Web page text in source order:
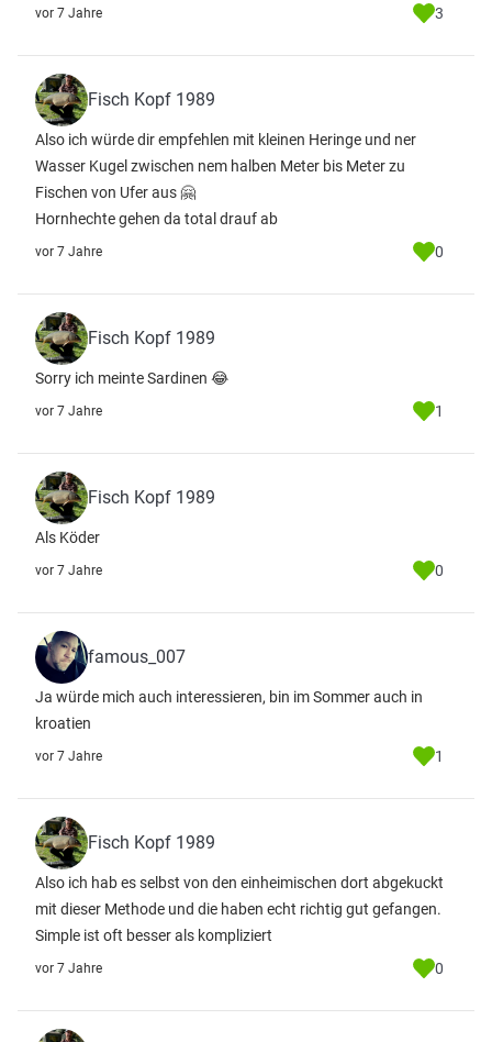
vor 7 Jahre 3
Fisch Kopf 1989
Also ich würde dir empfehlen mit kleinen Heringe und ner
Wasser Kugel zwischen nem halben Meter bis Meter zu
Fischen von Ufer aus 🤗
Hornhechte gehen da total drauf ab
vor 7 Jahre 0
Fisch Kopf 1989
Sorry ich meinte Sardinen 😂
vor 7 Jahre 1
Fisch Kopf 1989
Als Köder
vor 7 Jahre 0
famous_007
Ja würde mich auch interessieren, bin im Sommer auch in
kroatien
vor 7 Jahre 1
Fisch Kopf 1989
Also ich hab es selbst von den einheimischen dort abgekuckt
mit dieser Methode und die haben echt richtig gut gefangen.
Simple ist oft besser als kompliziert
vor 7 Jahre 0